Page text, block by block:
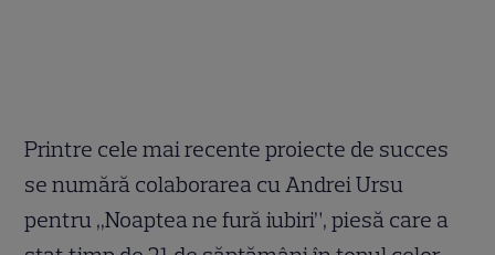
Printre cele mai recente proiecte de succes
se numără colaborarea cu Andrei Ursu
pentru ,,Noaptea ne fură iubiri”, piesă care a